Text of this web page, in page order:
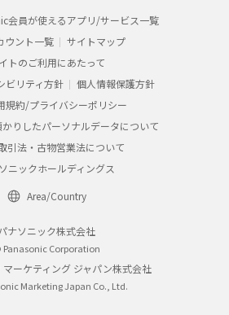
会員が使えるアプリ/サービス一覧
ウント一覧
サイトマップ
トのご利用にあたって
ビリティ方針
個人情報保護方針
規約/プライバシーポリシー
りしたパーソナルデータについて
引法・古物営業法について
ニックホールディングス
Area/Country
ナソニック株式会社
Panasonic Corporation
マーケティング ジャパン株式会社
Marketing Japan Co., Ltd.